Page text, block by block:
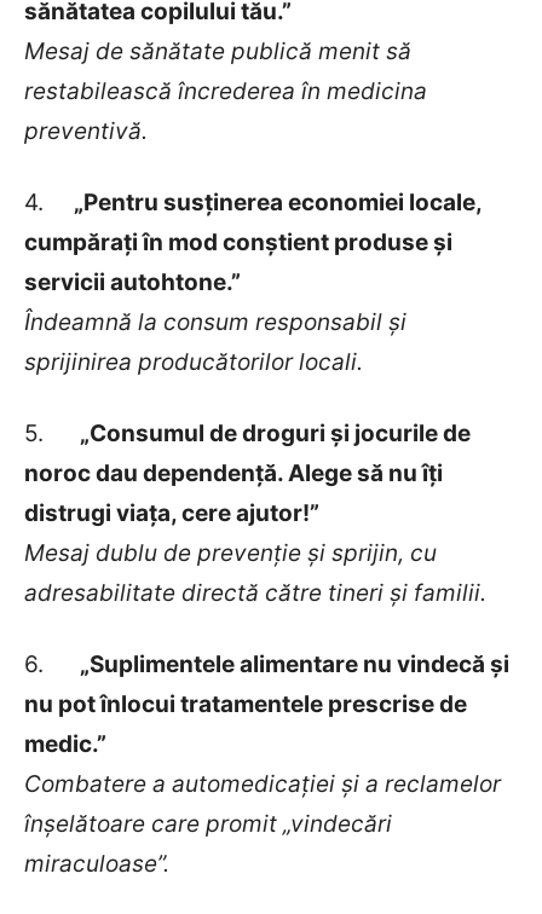
sănătatea copilului tău.”
Mesaj de sănătate publică menit să
restabilească încrederea în medicina
preventivă.
4. „Pentru susținerea economiei locale,
cumpărați în mod conștient produse și
servicii autohtone.”
Îndeamnă la consum responsabil și
sprijinirea producătorilor locali.
5. „Consumul de droguri și jocurile de
noroc dau dependență. Alege să nu îți
distrugi viața, cere ajutor!”
Mesaj dublu de prevenție și sprijin, cu
adresabilitate directă către tineri și familii.
6. „Suplimentele alimentare nu vindecă și
nu pot înlocui tratamentele prescrise de
medic.”
Combatere a automedicației și a reclamelor
înșelătoare care promit „vindecări
miraculoase”.